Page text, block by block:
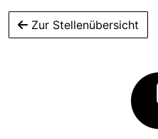
Zur Stellenübersicht